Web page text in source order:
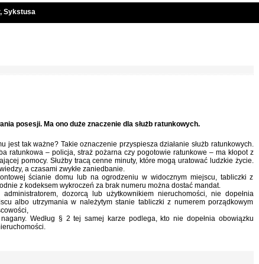
Sykstusa
posesji. Ma ono duże znaczenie dla służb ratunkowych.
jest tak ważne? Takie oznaczenie przyspiesza działanie służb ratunkowych.
ratunkowa – policja, straż pożarna czy pogotowie ratunkowe – ma kłopot z
pomocy. Służby tracą cenne minuty, które mogą uratować ludzkie życie.
a czasami zwykłe zaniedbanie.
ścianie domu lub na ogrodzeniu w widocznym miejscu, tabliczki z
z kodeksem wykroczeń za brak numeru można dostać mandat.
dozorcą lub użytkownikiem nieruchomości, nie dopełnia
albo utrzymania w należytym stanie tabliczki z numerem porządkowym
Według § 2 tej samej karze podlega, kto nie dopełnia obowiązku